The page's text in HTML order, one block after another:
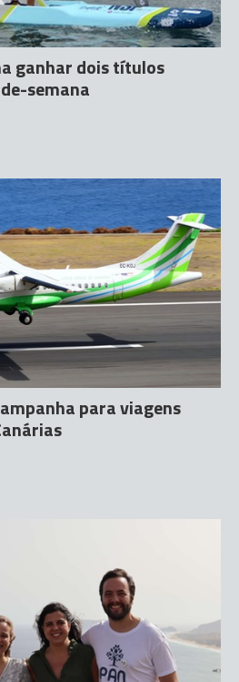
ganhar dois títulos
semana
para viagens